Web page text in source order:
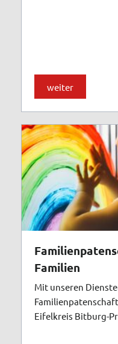
weiter
Familien
Mit unseren
Eifelkreis Bitburg-